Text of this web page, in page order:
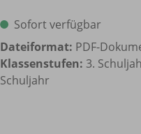
Sofort verfügbar
Dateiformat: PDF-
Klassenstufen: 3.
Schuljahr